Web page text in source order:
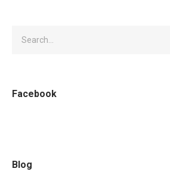
Facebook
Blog